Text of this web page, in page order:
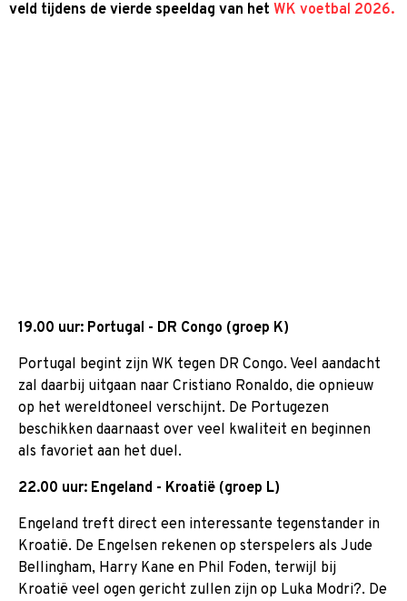
veld tijdens de vierde speeldag van het WK voetbal 2026.
19.00 uur: Portugal - DR Congo (groep K)
Portugal begint zijn WK tegen DR Congo. Veel aandacht
zal daarbij uitgaan naar Cristiano Ronaldo, die opnieuw
op het wereldtoneel verschijnt. De Portugezen
beschikken daarnaast over veel kwaliteit en beginnen
als favoriet aan het duel.
22.00 uur: Engeland - Kroatië (groep L)
Engeland treft direct een interessante tegenstander in
Kroatië. De Engelsen rekenen op sterspelers als Jude
Bellingham, Harry Kane en Phil Foden, terwijl bij
Kroatië veel ogen gericht zullen zijn op Luka Modri?. De